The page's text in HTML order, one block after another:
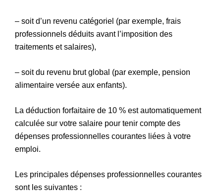
– soit d’un revenu catégoriel (par exemple, frais
professionnels déduits avant l’imposition des
traitements et salaires),
– soit du revenu brut global (par exemple, pension
alimentaire versée aux enfants).
La déduction forfaitaire de 10 % est automatiquement
calculée sur votre salaire pour tenir compte des
dépenses professionnelles courantes liées à votre
emploi.
Les principales dépenses professionnelles courantes
sont les suivantes :